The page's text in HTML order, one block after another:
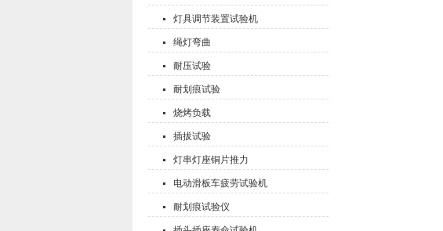
灯具调节装置试验机
绳灯弯曲
耐压试验
耐划痕试验
烧烤负载
插拔试验
灯串灯座铜片推力
电动滑板车疲劳试验机
耐划痕试验仪